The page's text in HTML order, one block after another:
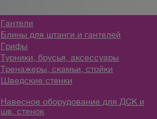
Гантели
Блины для штанги и гантелей
Грифы
Турники, брусья, аксессуары
Тренажеры, скамьи, стойки
Шведские стенки
Навесное оборудование для ДСК и
шв. стенок